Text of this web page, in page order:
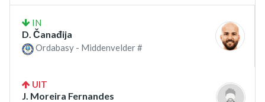
IN
D. Čanađija
Ordabasy - Middenvelder #
UIT
J. Moreira Fernandes